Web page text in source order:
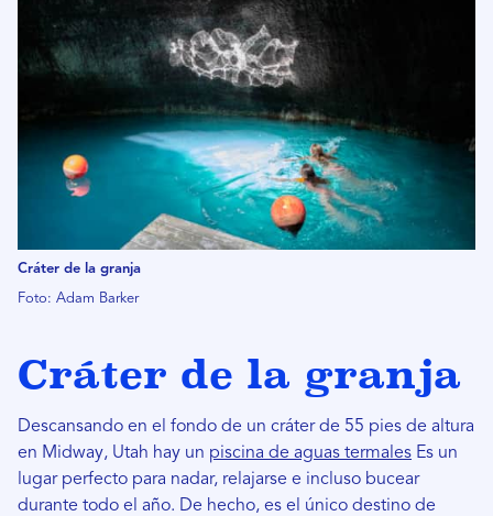
Cráter de la granja
Foto: Adam Barker
Cráter de la granja
Descansando en el fondo de un cráter de 55 pies de altura
en Midway, Utah hay un piscina de aguas termales Es un
lugar perfecto para nadar, relajarse e incluso bucear
durante todo el año. De hecho, es el único destino de